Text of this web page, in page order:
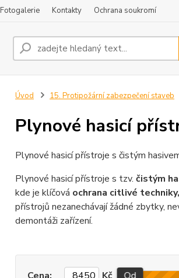
Fotogalerie Kontakty Ochrana soukromí
Úvod 15. Protipožární zabezpečení staveb
Plynové hasicí
Plynové hasicí přístroje s čistým
Plynové hasicí přístroje s tzv. čistým
kde je klíčová ochrana citlivé
přístrojů nezanechávají žádné zbytky,
demontáži zařízení.